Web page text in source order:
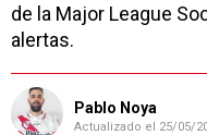
de la Major League
alertas.
Pablo Noya
Actualizado el 25/05/